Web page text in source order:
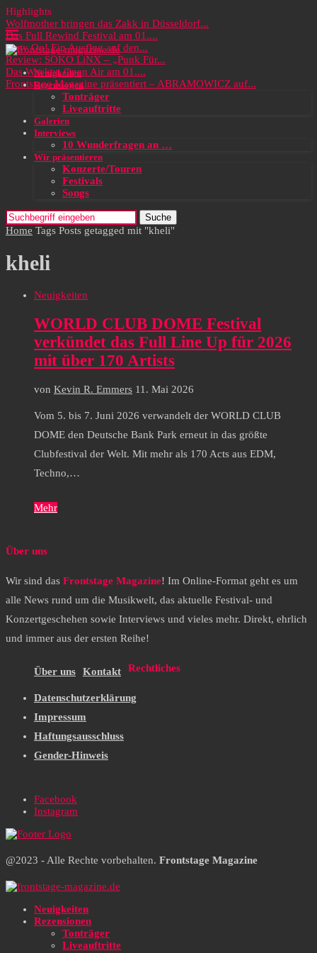
Highlights
Wolfmother bringen das Zakk in Düsseldorf...
Das Full Rewind Festival am 01....
Party On! Ein Ausflug auf den...
Review: SOKO LiNX – „Punk Für...
Das Wacken Open Air am 01....
Frontstage Magazine präsentiert – ABRAMOWICZ auf...
Neuigkeiten
Rezensionen
Tonträger
Liveauftritte
Galerien
Interviews
10 Wunderfragen an …
Wir präsentieren
Konzerte/Touren
Festivals
Songs
Suche
Home Tags Posts getagged mit "kheli"
kheli
Neuigkeiten
WORLD CLUB DOME Festival
verkündet das Full Line Up für 2026
mit über 170 Artists
von Kevin R. Emmers 11. Mai 2026
Vom 5. bis 7. Juni 2026 verwandelt der WORLD CLUB
DOME den Deutsche Bank Park erneut in das größte
Clubfestival der Welt. Mit mehr als 170 Acts aus EDM,
Techno,…
Mehr
Über uns
Wir sind das Frontstage Magazine! Im Online-Format geht es um
alle News rund um die Musikwelt, das aktuelle Festival- und
Konzertgeschehen sowie Interviews und vieles mehr. Direkt, ehrlich
und immer aus der ersten Reihe!
Über uns Kontakt Rechtliches
Datenschutzerklärung
Impressum
Haftungsausschluss
Gender-Hinweis
Facebook
Instagram
@2023 - Alle Rechte vorbehalten. Frontstage Magazine
Neuigkeiten
Rezensionen
Tonträger
Liveauftritte